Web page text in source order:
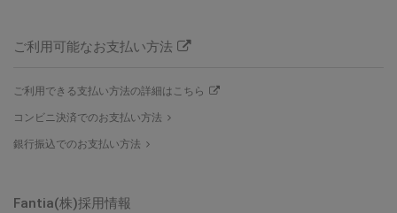
ご利用可能なお支払い方法
ご利用できる支払い方法の詳細はこちら
コンビニ決済でのお支払い方法
銀行振込でのお支払い方法
Fantia(株)採用情報